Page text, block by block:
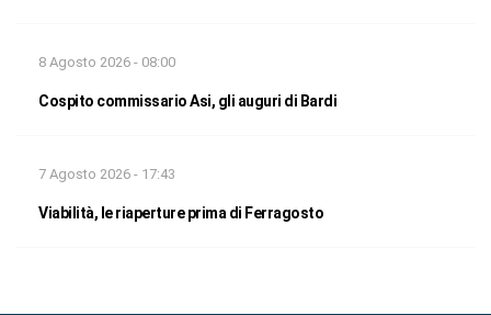
8 Agosto 2026 - 08:00
Cospito commissario Asi, gli auguri di Bardi
7 Agosto 2026 - 17:43
Viabilità, le riaperture prima di Ferragosto